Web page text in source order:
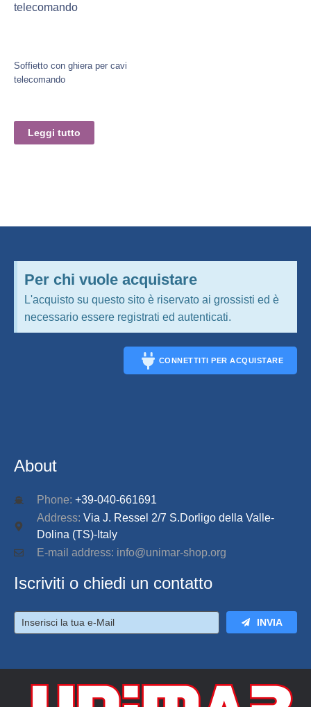
telecomando
Soffietto con ghiera per cavi
telecomando
Leggi tutto
Per chi vuole acquistare
L'acquisto su questo sito è riservato ai grossisti ed è
necessario essere registrati ed autenticati.
CONNETTITI PER ACQUISTARE
About
Phone: +39-040-661691
Address: Via J. Ressel 2/7 S.Dorligo della Valle-
Dolina (TS)-Italy
E-mail address: info@unimar-shop.org
Iscriviti o chiedi un contatto
INVIA